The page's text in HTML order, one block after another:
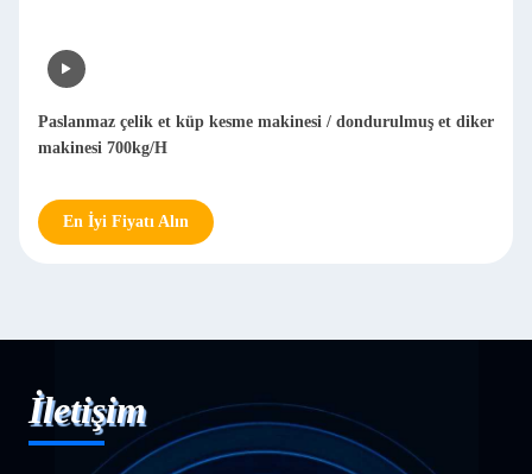
Paslanmaz çelik et küp kesme makinesi / dondurulmuş et diker
makinesi 700kg/H
En İyi Fiyatı Alın
İletişim